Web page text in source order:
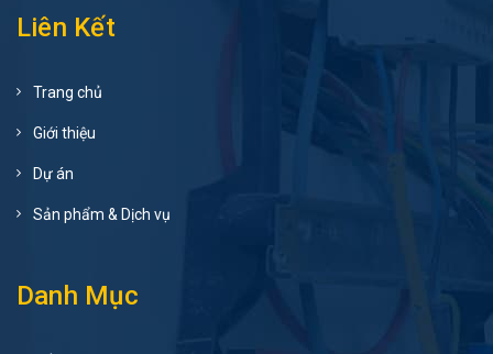
Liên Kết
Trang chủ
Giới thiệu
Dự án
Sản phẩm & Dịch vụ
Danh Mục